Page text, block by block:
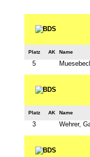
Platz AK Name
5
Platz AK Name
3 Wehrer,